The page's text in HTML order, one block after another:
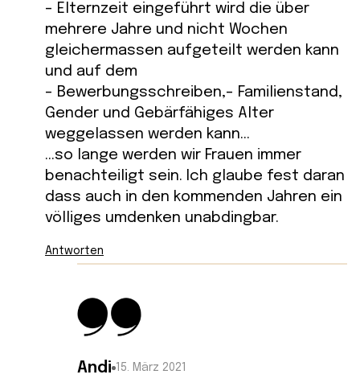
– Elternzeit eingeführt wird die über
mehrere Jahre und nicht Wochen
gleichermassen aufgeteilt werden kann
und auf dem
– Bewerbungsschreiben,- Familienstand,
Gender und Gebärfähiges Alter
weggelassen werden kann…
…so lange werden wir Frauen immer
benachteiligt sein. Ich glaube fest daran
dass auch in den kommenden Jahren ein
völliges umdenken unabdingbar.
Antworten
Andi 15. März 2021